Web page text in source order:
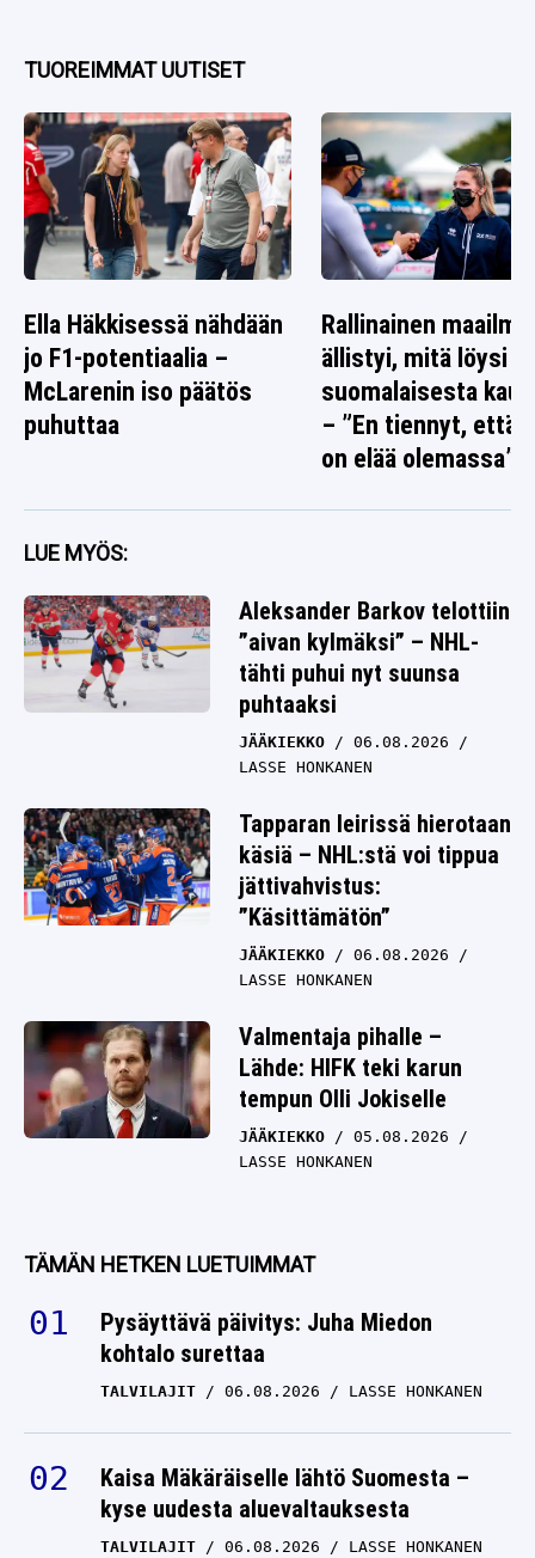
TUOREIMMAT UUTISET
Ella Häkkisessä nähdään
jo F1-potentiaalia –
McLarenin iso päätös
puhuttaa
Rallinainen
ällistyi, mitä löysi
suomalaisesta
– ”En tiennyt, että
on elää olemassa”
LUE MYÖS:
Aleksander Barkov telottiin
”aivan kylmäksi” – NHL-
tähti puhui nyt suunsa
puhtaaksi
JÄÄKIEKKO
06.08.2026
LASSE HONKANEN
Tapparan leirissä hierotaan
käsiä – NHL:stä voi tippua
jättivahvistus:
”Käsittämätön”
JÄÄKIEKKO
06.08.2026
LASSE HONKANEN
Valmentaja pihalle –
Lähde: HIFK teki karun
tempun Olli Jokiselle
JÄÄKIEKKO
05.08.2026
LASSE HONKANEN
TÄMÄN HETKEN LUETUIMMAT
Pysäyttävä päivitys: Juha Miedon
kohtalo surettaa
TALVILAJIT 06.08.2026 LASSE HONKANEN
Kaisa Mäkäräiselle lähtö Suomesta –
kyse uudesta aluevaltauksesta
TALVILAJIT 06.08.2026 LASSE HONKANEN